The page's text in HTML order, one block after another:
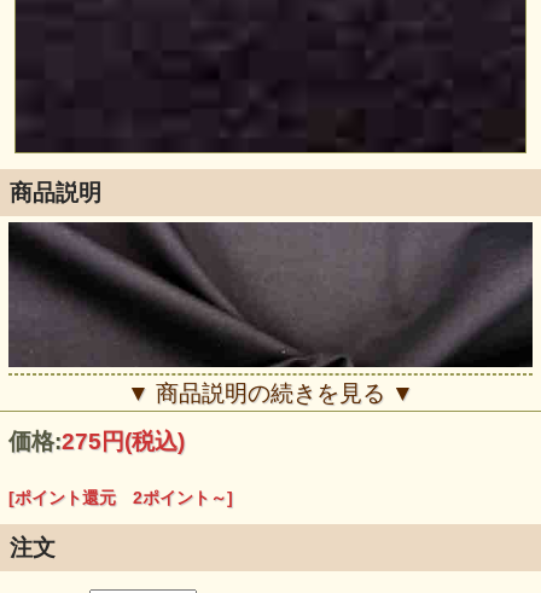
商品説明
▼ 商品説明の続きを見る ▼
価格:275円(税込)
[ポイント還元 2ポイント～]
注文